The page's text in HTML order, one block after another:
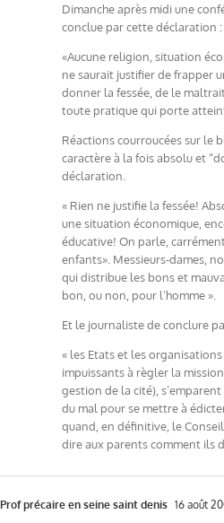
Dimanche après midi une
conclue par cette déclaration :
«Aucune religion, situation
ne saurait justifier de frapper
donner la fessée, de le
toute pratique qui porte
Réactions courroucées sur le
caractère à la fois absolu et
déclaration.
« Rien ne justifie la fessée!
une situation économique,
éducative! On parle,
enfants». Messieurs-dames,
qui distribue les bons et
bon, ou non, pour l’homme ».
Et le journaliste de conclure
« les Etats et les
impuissants à règler la
gestion de la cité),
du mal pour se mettre à
quand, en définitive, le
dire aux parents comment ils
Prof précaire en seine saint denis 16 août